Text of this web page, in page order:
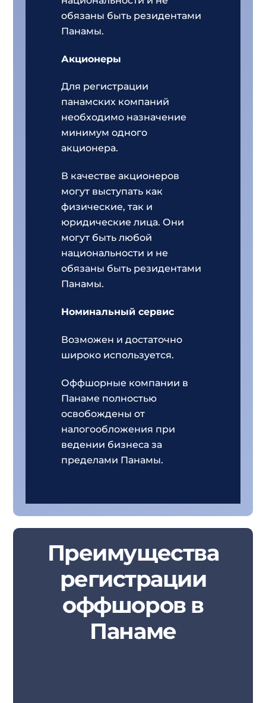
обязаны быть резидентами
Панамы.
Акционеры
Для регистрации
панамских компаний
необходимо назначение
минимум одного
акционера.
В качестве акционеров
могут выступать как
физические, так и
юридические лица. Они
могут быть любой
национальности и не
обязаны быть резидентами
Панамы.
Номинальный сервис
Возможен и достаточно
широко используется.
Оффшорные компании в
Панаме полностью
освобождены от
налогообложения при
ведении бизнеса за
пределами Панамы.
Преимущества
регистрации
оффшоров в
Панаме